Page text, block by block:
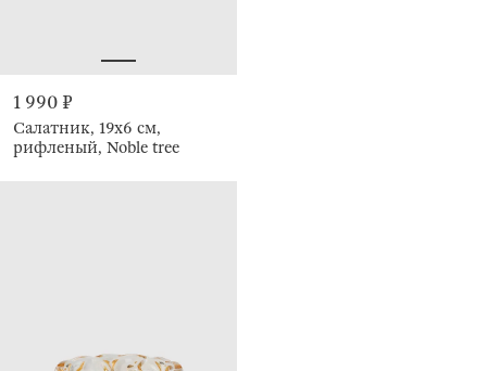
1 990 ₽
Салатник, 19х6 см,
рифленый, Noble tree